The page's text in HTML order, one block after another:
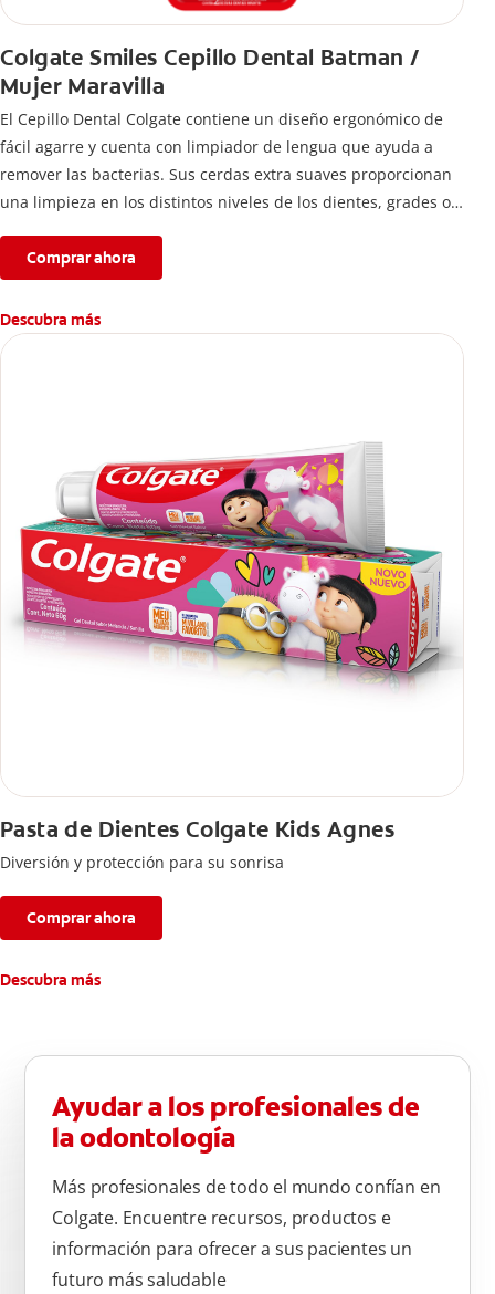
Colgate Smiles Cepillo Dental Batman /
Mujer Maravilla
El Cepillo Dental Colgate contiene un diseño ergonómico de
fácil agarre y cuenta con limpiador de lengua que ayuda a
remover las bacterias. Sus cerdas extra suaves proporcionan
una limpieza en los distintos niveles de los dientes, grades o
Comprar ahora
Descubra más
Pasta de Dientes Colgate Kids Agnes
Diversión y protección para su sonrisa
Comprar ahora
Descubra más
Ayudar a los profesionales de
la odontología
Más profesionales de todo el mundo confían en
Colgate. Encuentre recursos, productos e
información para ofrecer a sus pacientes un
futuro más saludable